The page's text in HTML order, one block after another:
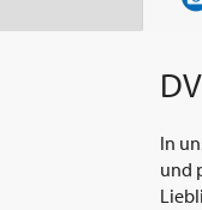
In
und